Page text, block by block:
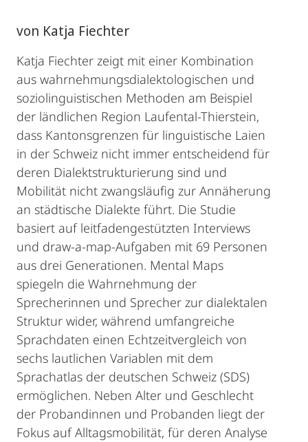
von Katja Fiechter
Katja Fiechter zeigt mit einer Kombination
aus wahrnehmungsdialektologischen und
soziolinguistischen Methoden am Beispiel
der ländlichen Region Laufental-Thierstein,
dass Kantonsgrenzen für linguistische Laien
in der Schweiz nicht immer entscheidend für
deren Dialektstrukturierung sind und
Mobilität nicht zwangsläufig zur Annäherung
an städtische Dialekte führt. Die Studie
basiert auf leitfadengestützten Interviews
und draw-a-map-Aufgaben mit 69 Personen
aus drei Generationen. Mental Maps
spiegeln die Wahrnehmung der
Sprecherinnen und Sprecher zur dialektalen
Struktur wider, während umfangreiche
Sprachdaten einen Echtzeitvergleich von
sechs lautlichen Variablen mit dem
Sprachatlas der deutschen Schweiz (SDS)
ermöglichen. Neben Alter und Geschlecht
der Probandinnen und Probanden liegt der
Fokus auf Alltagsmobilität, für deren Analyse